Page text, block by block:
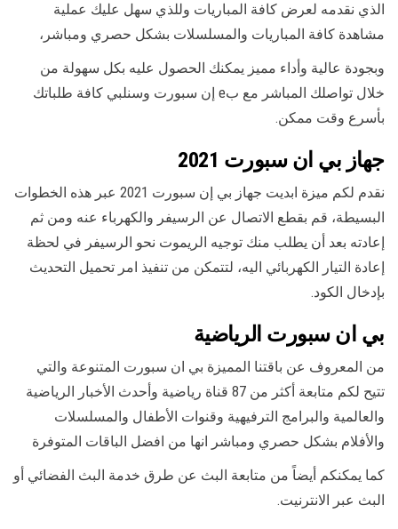
الذي نقدمه لعرض كافة المباريات وللذي سهل عليك عملية
مشاهدة كافة المباريات والمسلسلات بشكل حصري ومباشر،
وبجودة عالية وأداء مميز يمكنك الحصول عليه بكل سهولة من
خلال تواصلك المباشر مع بe إن سبورت وسنلبي كافة طلباتك
بأسرع وقت ممكن.
جهاز بي ان سبورت 2021
نقدم لكم ميزة ابديت جهاز بي إن سبورت 2021 عبر هذه الخطوات
البسيطة، قم بقطع الاتصال عن الرسيفر والكهرباء عنه ومن ثم
إعادته بعد أن يطلب منك توجيه الريموت نحو الرسيفر في لحظة
إعادة التيار الكهربائي اليه، لتتمكن من تنفيذ امر تحميل التحديث
بإدخال الكود.
بي ان سبورت الرياضية
من المعروف عن باقتنا المميزة بي ان سبورت المتنوعة والتي
تتيح لكم متابعة أكثر من 87 قناة رياضية وأحدث الأخبار الرياضية
والعالمية والبرامج الترفيهية وقنوات الأطفال والمسلسلات
والأفلام بشكل حصري ومباشر انها من افضل الباقات المتوفرة
كما يمكنكم أيضاً من متابعة البث عن طرق خدمة البث الفضائي أو
البث عبر الانترنيت.